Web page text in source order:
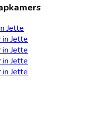
Jette
in Jette
in Jette
in Jette
in Jette